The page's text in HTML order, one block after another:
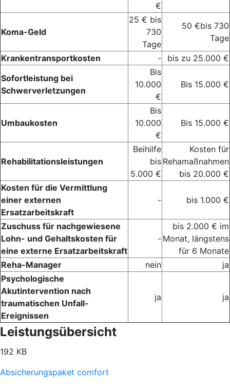
€
Koma-Geld
25 € bis
730
Tage
50 €bis 730
Tage
Krankentransportkosten
-
bis zu 25.000 €
Sofortleistung bei
Schwerverletzungen
Bis
10.000
€
Bis 15.000 €
Umbaukosten
Bis
10.000
€
Bis 15.000 €
Rehabilitationsleistungen
Beihilfe
bis
5.000 €
Kosten für
Rehamaßnahmen
bis 20.000 €
Kosten für die Vermittlung
einer externen
Ersatzarbeitskraft
- bis 1.000 €
Zuschuss für nachgewiesene
Lohn- und Gehaltskosten für
eine externe Ersatzarbeitskraft
-
bis 2.000 € im
Monat, längstens
für 6 Monate
Reha-Manager
nein
ja
Psychologische
Akutintervention nach
traumatischen Unfall-
Ereignissen
ja ja
Leistungsübersicht
192 KB
Absicherungspaket comfort